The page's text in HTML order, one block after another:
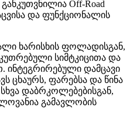
Off-Road
და ფუნქციონალის
ხარისხის ფოლადისგან,
სიმტკიცითა და
ინტეგრირებული დამცავი
ცხაურს, ფარებსა და წინა
დაბრკოლებებისგან,
გამავლობის